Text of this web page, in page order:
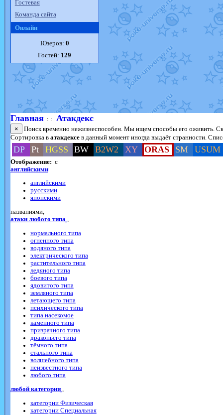
Гостевая
Команда сайта
Онлайн
Юзеров: 0
Гостей: 129
Главная: : Атакдекс
×
Поиск временно нежизнеспособен. Мы ищем способы его оживить.
Сортировка в атакдексев данный момент иногда выдаёт странности.
DP Pt HGSS BW B2W2 XY ORAS SM USUM
Отображение: с
английскими
английскими
русскими
японскими
названиями,
атаки любого типа ,
нормального типа
огненного типа
водяного типа
электрического типа
растительного типа
ледяного типа
боевого типа
ядовитого типа
земляного типа
летающего типа
психического типа
типа насекомое
каменного типа
призрачного типа
драконьего типа
тёмного типа
стального типа
волшебного типа
неизвестного типа
любого типа
любой категории
категории Физическая
категории Специальная